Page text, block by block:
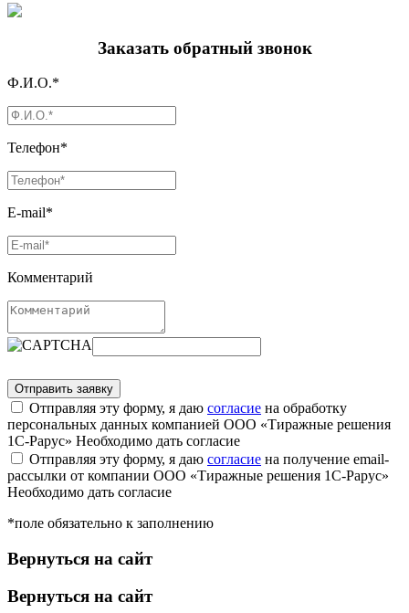
Заказать обратный звонок
Ф.И.О.*
Телефон*
E-mail*
Комментарий
Отправляя эту форму, я даю согласие на обработку
персональных данных компанией ООО «Тиражные решения
1С-Рарус» Необходимо дать согласие
Отправляя эту форму, я даю согласие на получение email-
рассылки от компании ООО «Тиражные решения 1С-Рарус»
Необходимо дать согласие
*поле обязательно к заполнению
Вернуться на сайт
Вернуться на сайт